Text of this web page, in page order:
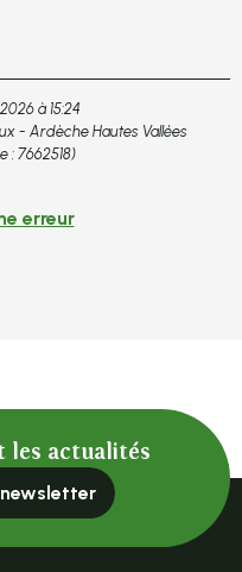
à 15:24
- Ardèche Hautes Vallées
: 7662518)
erreur
les actualités